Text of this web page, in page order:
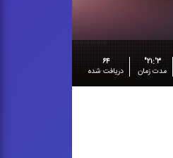
۳':۲۱"
مدت زمان
۶۴
دریافت شده